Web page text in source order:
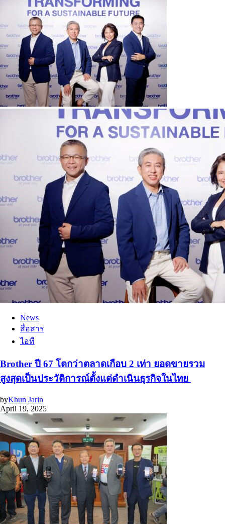
News
สื่อสาร
ไอที
Brother ปี 67 โตกว่าตลาดเกือบ 2 เท่า ยอดขายรวม
สูงสุดเป็นประวัติการณ์ตั้งแต่ดำเนินธุรกิจในไทย
byKhun Jarin
April 19, 2025